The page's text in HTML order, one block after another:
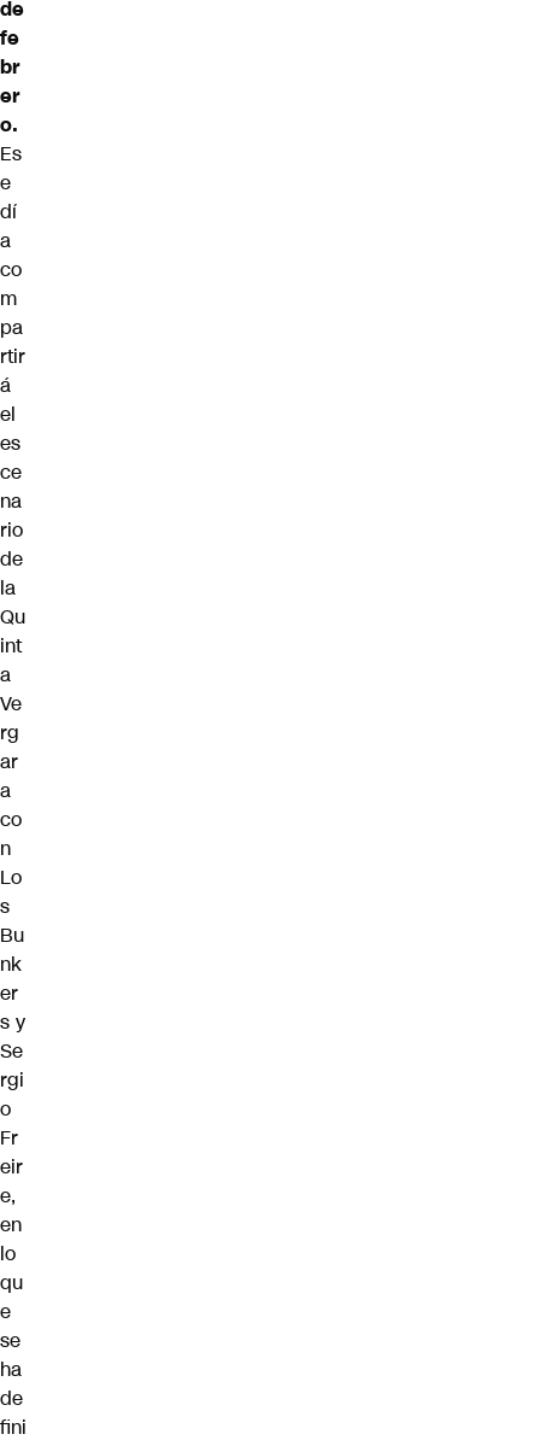
de
fe
br
er
o.
Es
e
dí
a
co
m
pa
rtir
á
el
es
ce
na
rio
de
la
Qu
int
a
Ve
rg
ar
a
co
n
Lo
s
Bu
nk
er
s y
Se
rgi
o
Fr
eir
e,
en
lo
qu
e
se
ha
de
fini